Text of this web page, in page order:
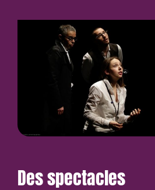
Des spectacles